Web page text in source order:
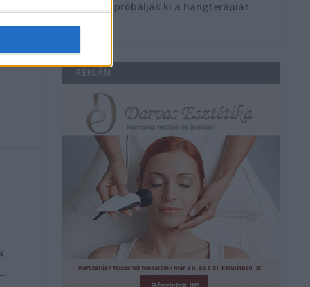
többen próbálják ki a hangterápiát
REKLÁM